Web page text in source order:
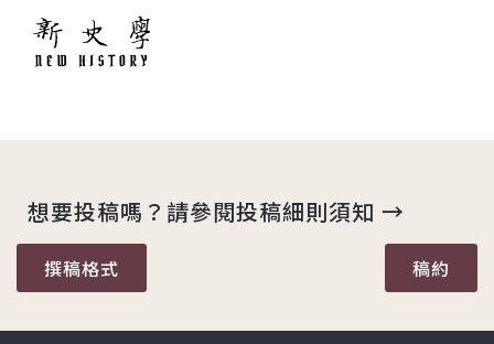
想要投稿嗎？請參閱投稿細則須知 →
撰稿格式 稿約